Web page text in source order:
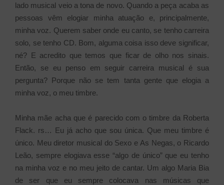
lado musical veio a tona de novo. Quando a peça acaba as
pessoas vêm elogiar minha atuação e, principalmente,
minha voz. Querem saber onde eu canto, se tenho carreira
solo, se tenho CD. Bom, alguma coisa isso deve significar,
né? E acredito que temos que ficar de olho nos sinais.
Então, se eu penso em seguir carreira musical é sua
pergunta? Porque não se tem tanta gente que elogia a
minha voz, o meu timbre.
Minha mãe acha que é parecido com o timbre da Roberta
Flack. rs… Eu já acho que sou única. Que meu timbre é
único. Meu diretor musical do Sexo e As Negas, o Ricardo
Leão, sempre elogiava esse “algo de único” que eu tenho
na minha voz e no meu jeito de cantar. Um algo Maria Bia
de ser que eu sempre colocava nas músicas que